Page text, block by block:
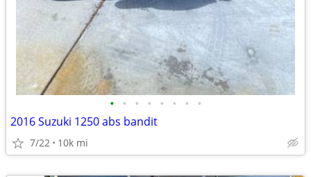
• • • • • • • •
2016 Suzuki 1250 abs bandit
7/22 10k mi